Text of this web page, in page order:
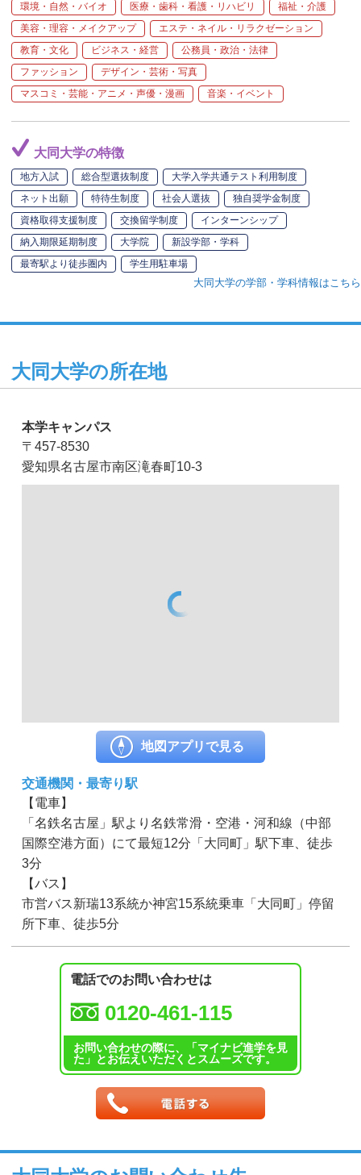
環境・自然・バイオ
医療・歯科・看護・リハビリ
福祉・介護
美容・理容・メイクアップ
エステ・ネイル・リラクゼーション
教育・文化
ビジネス・経営
公務員・政治・法律
ファッション
デザイン・芸術・写真
マスコミ・芸能・アニメ・声優・漫画
音楽・イベント
大同大学の特徴
地方入試 総合型選抜制度
大学入学共通テスト利用制度
ネット出願
特待生制度 社会人選抜
独自奨学金制度
資格取得支援制度
交換留学制度
インターンシップ
納入期限延期制度
大学院
新設学部・学科
最寄駅より徒歩圏内
学生用駐車場
大同大学の学部・学科情報はこちら
大同大学の所在地
本学キャンパス
〒457-8530
愛知県名古屋市南区滝春町10-3
地図アプリで見る
交通機関・最寄り駅
【電車】
「名鉄名古屋」駅より名鉄常滑・空港・河和線（中部
国際空港方面）にて最短12分「大同町」駅下車、徒歩
3分
【バス】
市営バス新瑞13系統か神宮15系統乗車「大同町」停留
所下車、徒歩5分
電話でのお問い合わせは
0120-461-115
お問い合わせの際に、「マイナビ進学を見
た」とお伝えいただくとスムーズです。